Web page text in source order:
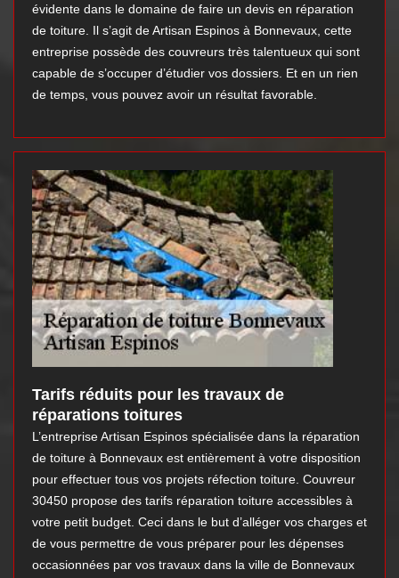
évidente dans le domaine de faire un devis en réparation
de toiture. Il s’agit de Artisan Espinos à Bonnevaux, cette
entreprise possède des couvreurs très talentueux qui sont
capable de s’occuper d’étudier vos dossiers. Et en un rien
de temps, vous pouvez avoir un résultat favorable.
Tarifs réduits pour les travaux de
réparations toitures
L’entreprise Artisan Espinos spécialisée dans la réparation
de toiture à Bonnevaux est entièrement à votre disposition
pour effectuer tous vos projets réfection toiture. Couvreur
30450 propose des tarifs réparation toiture accessibles à
votre petit budget. Ceci dans le but d’alléger vos charges et
de vous permettre de vous préparer pour les dépenses
occasionnées par vos travaux dans la ville de Bonnevaux